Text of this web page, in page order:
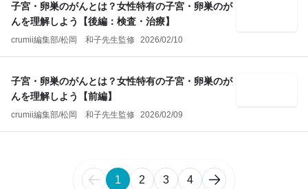
子宮・卵巣のがんとは？女性特有の子宮・卵巣のが
んを理解しよう【後編：検査・治療】
crumii編集部/松岡 和子先生監修 2026/02/10
子宮・卵巣のがんとは？女性特有の子宮・卵巣のが
んを理解しよう【前編】
crumii編集部/松岡 和子先生監修 2026/02/09
1 2 3 4